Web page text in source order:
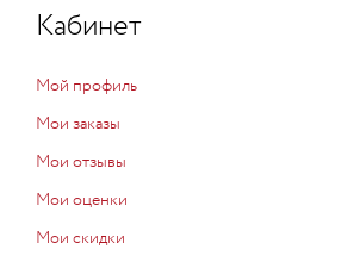
Кабинет
Мой профиль
Мои заказы
Мои отзывы
Мои оценки
Мои скидки